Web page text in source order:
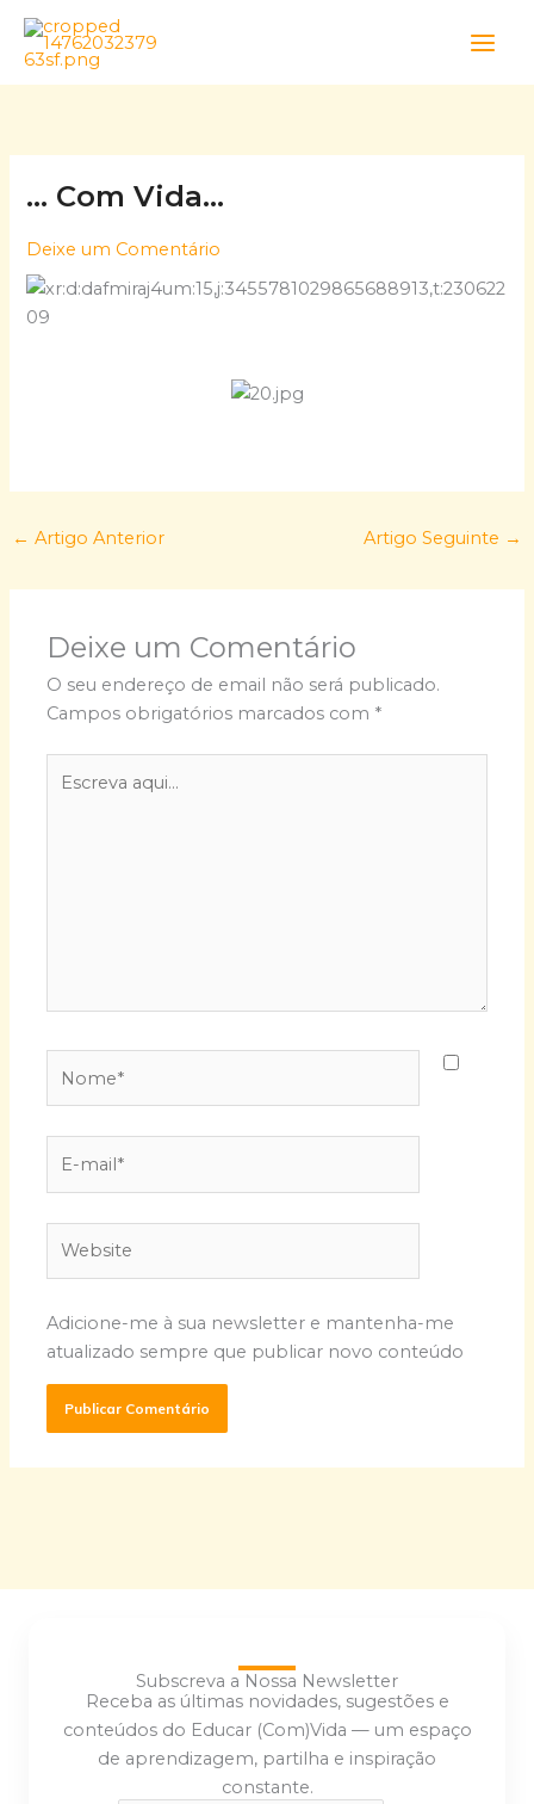
Skip
content
… Com Vida…
Deixe um Comentário
← Artigo Anterior Artigo Seguinte →
Deixe um Comentário
O seu endereço de email não será publicado.
Campos obrigatórios marcados com *
aqui...
mail*
Adicione-me à sua newsletter e mantenha-me
atualizado sempre que publicar novo conteúdo
Subscreva a Nossa Newsletter
Receba as últimas novidades, sugestões e
conteúdos do Educar (Com)Vida — um espaço
de aprendizagem, partilha e inspiração
constante.